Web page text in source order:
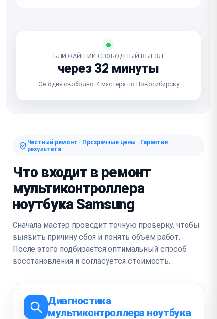
БЛИЖАЙШИЙ СВОБОДНЫЙ ВЫЕЗД
через 32 минуты
Сегодня свободно: 4 мастера по Новосибирску
Честный ремонт · Прозрачные цены · Гарантия
результата
Что входит в ремонт
мультиконтроллера
ноутбука Samsung
Сначала мастер проводит точную проверку, чтобы
выявить причину сбоя и понять объём работ.
После этого подбирается оптимальный способ
восстановления и согласуется стоимость.
Диагностика
мультиконтроллера ноутбука